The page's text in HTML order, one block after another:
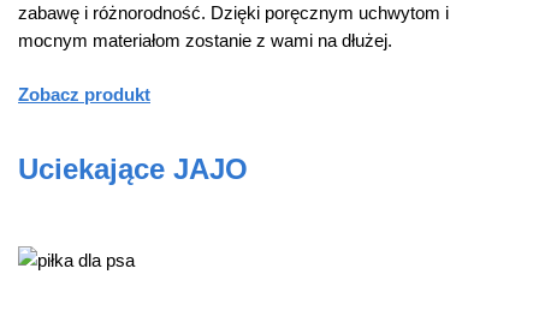
zabawę i różnorodność. Dzięki poręcznym uchwytom i
mocnym materiałom zostanie z wami na dłużej.
Zobacz produkt
Uciekające JAJO